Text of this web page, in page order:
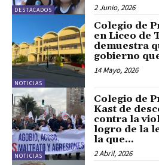
DESTACADOS 2 Junio, 2026
NOTICIAS
Colegio de
en Liceo de
demuestra
gobierno
14 Mayo, 2026
NOTICIAS
Colegio de
Kast de
contra la
logro de la
la que...
2 Abril, 2026